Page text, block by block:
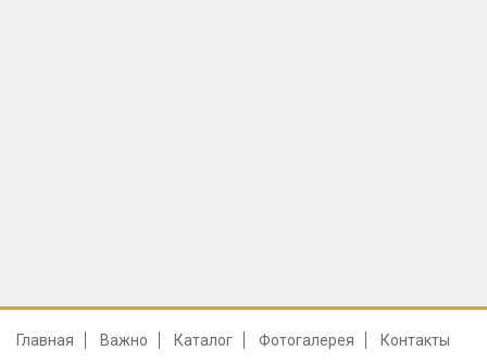
Главная Важно Каталог Фотогалерея Контакты